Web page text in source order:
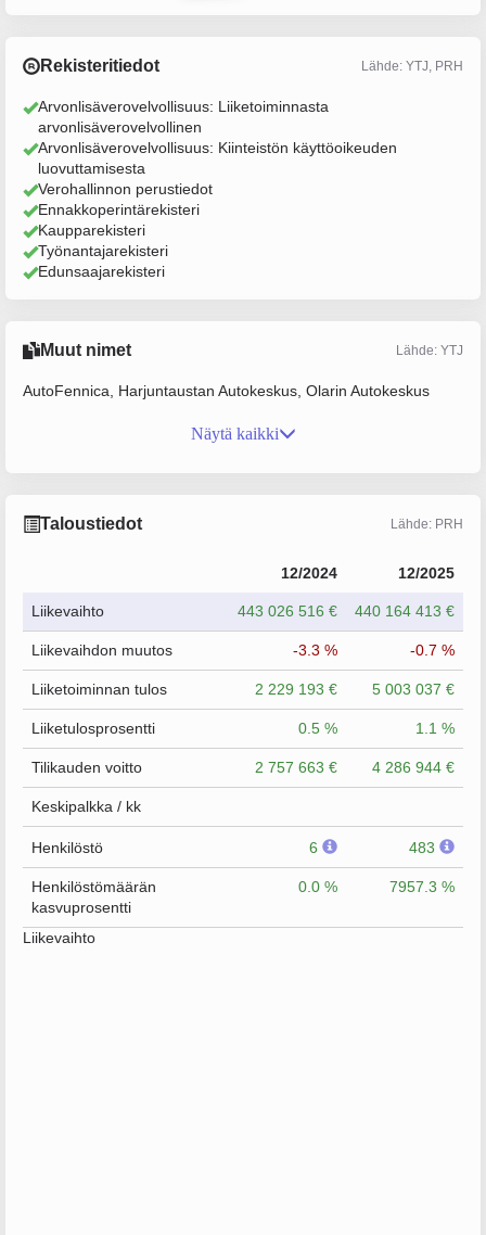
Rekisteritiedot Lähde: YTJ, PRH
Arvonlisäverovelvollisuus: Liiketoiminnasta
arvonlisäverovelvollinen
Arvonlisäverovelvollisuus: Kiinteistön käyttöoikeuden
luovuttamisesta
Verohallinnon perustiedot
Ennakkoperintärekisteri
Kaupparekisteri
Työnantajarekisteri
Edunsaajarekisteri
Muut nimet Lähde: YTJ
AutoFennica, Harjuntaustan Autokeskus, Olarin Autokeskus
Näytä kaikki
Taloustiedot Lähde: PRH
12/2024 12/2025
Liikevaihto 443 026 516 € 440 164 413 €
Liikevaihdon muutos -3.3 % -0.7 %
Liiketoiminnan tulos 2 229 193 € 5 003 037 €
Liiketulosprosentti 0.5 % 1.1 %
Tilikauden voitto 2 757 663 € 4 286 944 €
Keskipalkka / kk
Henkilöstö 6 483
Henkilöstömäärän
kasvuprosentti
0.0 % 7957.3 %
Liikevaihto